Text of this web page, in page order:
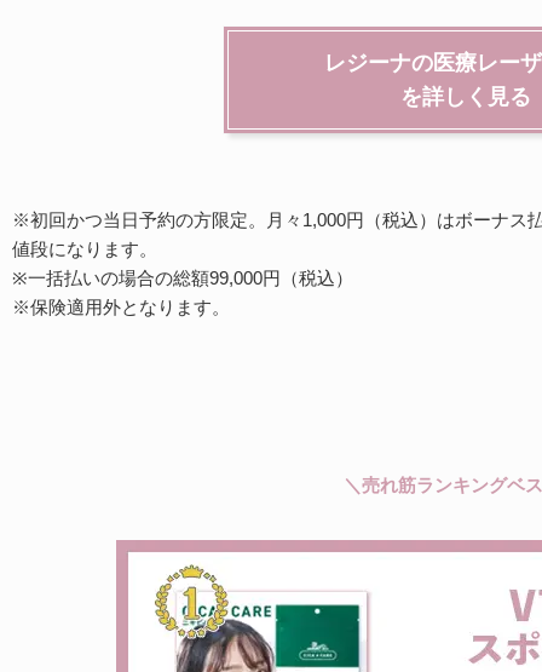
レジーナの医療レー
を詳しく見る
※初回かつ当日予約の方限定。月々1,000円（税込）はボーナス
値段になります。
※一括払いの場合の総額99,000円（税込）
※保険適用外となります。
＼売れ筋ランキングベ